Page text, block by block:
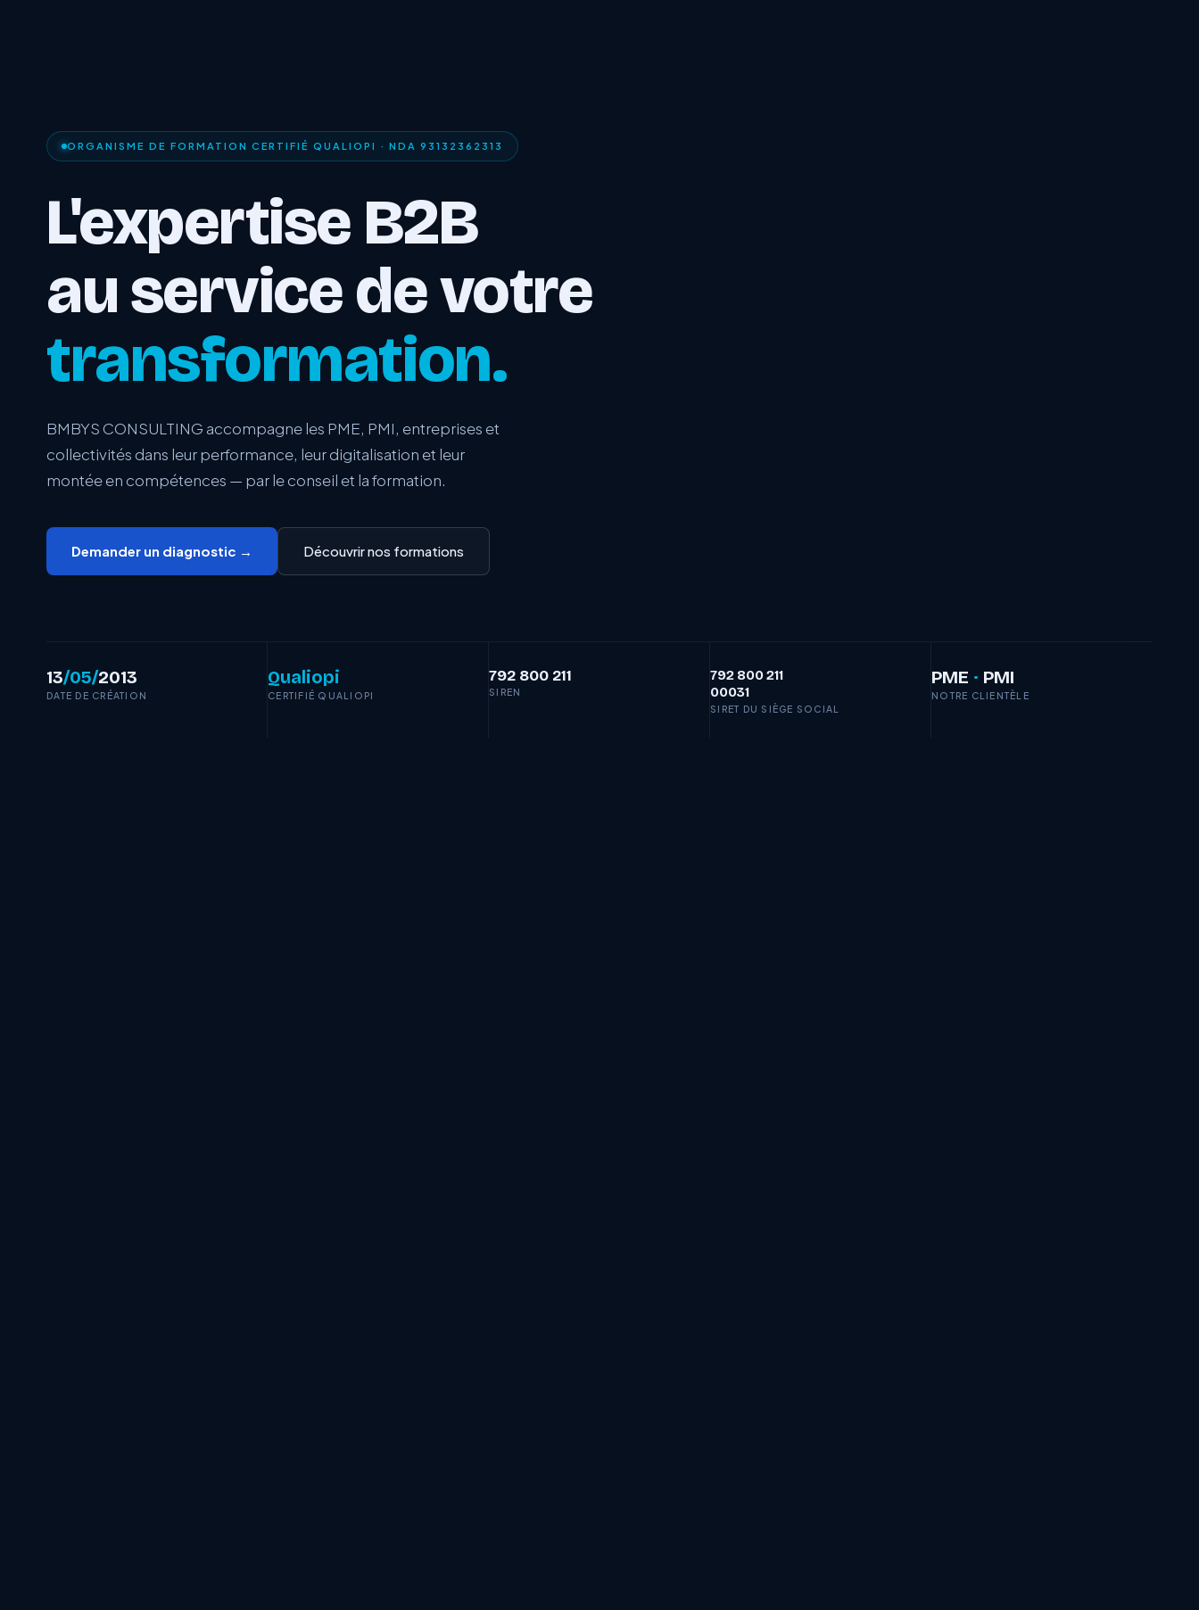
ORGANISME DE FORMATION CERTIFIÉ QUALIOPI · NDA 93132362313
L'expertise B2B
au service de votre
transformation.
BMBYS CONSULTING accompagne les PME, PMI, entreprises et
collectivités dans leur performance, leur digitalisation et leur
montée en compétences — par le conseil et la formation.
Demander un diagnostic → Découvrir nos formations
13/05/2013
DATE DE CRÉATION
Qualiopi
CERTIFIÉ QUALIOPI
792 800 211
SIREN
792 800 211
00031
SIRET DU SIÈGE SOCIAL
PME · PMI
NOTRE CLIENTÈLE